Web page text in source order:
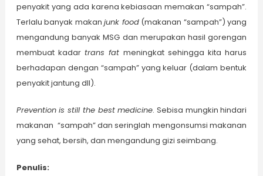
penyakit yang ada karena kebiasaan memakan “sampah”.
Terlalu banyak makanjunk food(makanan “sampah”) yang
mengandung banyak MSG dan merupakan hasil gorengan
membuat kadar trans fatmeningkat sehingga kita harus
berhadapan dengan “sampah” yang keluar (dalam bentuk
penyakit jantung dll).
Prevention is still the best medicine. Sebisa mungkin hindari
makanan “sampah” dan seringlah mengonsumsi makanan
yang sehat, bersih, dan mengandung gizi seimbang.
Penulis: